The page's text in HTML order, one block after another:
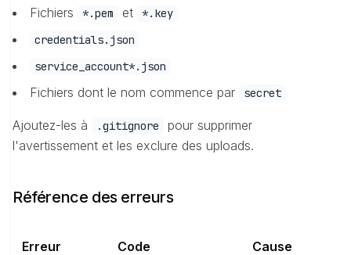
Fichiers *.pem et
*.key
credentials.json
service_account*.json
Fichiers dont le nom commence par secret
Ajoutez-les à .gitignore
pour supprimer
l'avertissement et les exclure des uploads.
Référence des erreurs
Erreur Code Cause